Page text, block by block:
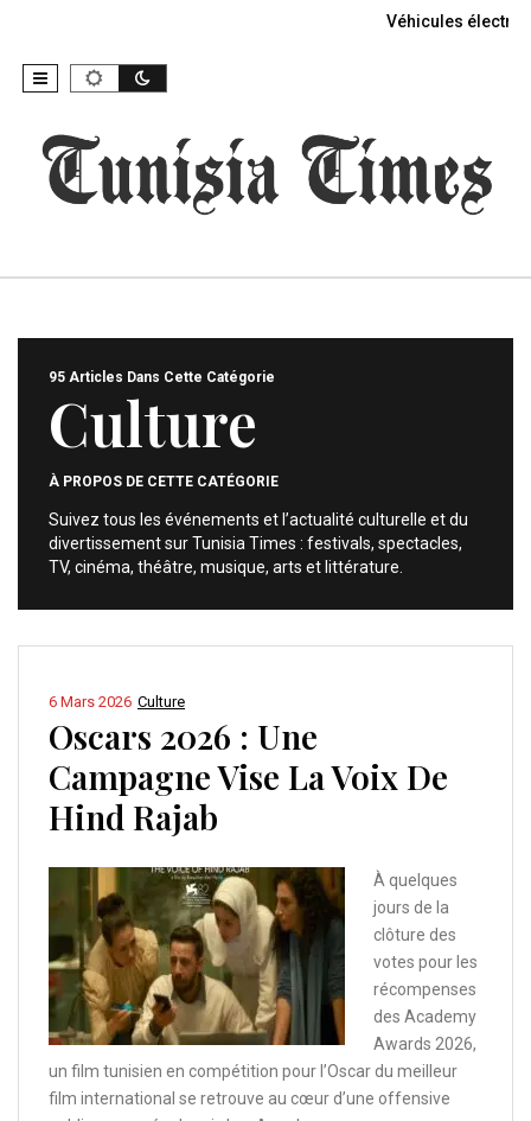
Véhicules
95 Articles Dans Cette Catégorie
Culture
À PROPOS DE CETTE CATÉGORIE
Suivez tous les événements et l’actualité culturelle et du
divertissement sur Tunisia Times : festivals, spectacles,
TV, cinéma, théâtre, musique, arts et littérature.
Culture
6 Mars 2026
Oscars 2026 : Une
Campagne Vise La Voix De
Hind Rajab
À quelques
jours de la
clôture des
votes pour les
récompenses
des Academy
Awards 2026,
un film tunisien en compétition pour l’Oscar du meilleur
film international se retrouve au cœur d’une offensive